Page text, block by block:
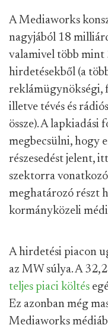
A Mediaworks
nagyjából 18
valamivel több
hirdetésekből (a
reklámügynökségi,
illetve tévés és
össze). A lapkiadási
megbecsülni, hogy
részesedést jelent,
szektorra
meghatározó részt
kormányközeli
A hirdetési piacon
az MW súlya. A
teljes piaci költés
Ez azonban még
Mediaworks